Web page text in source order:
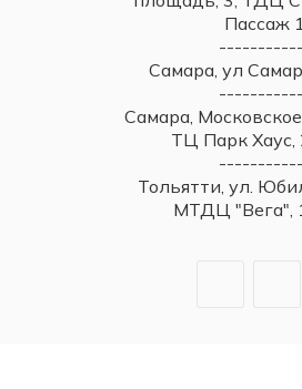
Пассаж 1
Самара, ул
Самара,
ТЦ Парк Хаус,
Тольятти, ул.
МТДЦ "Вега",
Дарим 5000 балов
Мы ценим своих клиентов и в качестве